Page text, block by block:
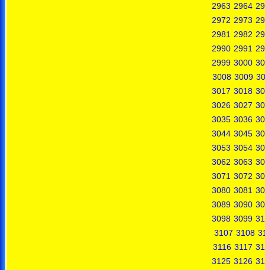
2963 2964
2972 2973
2981 2982
2990 2991
2999 3000
3008 3009
3017 3018
3026 3027
3035 3036
3044 3045
3053 3054
3062 3063
3071 3072
3080 3081
3089 3090
3098 3099
3107 3108
3116 3117
3125 3126